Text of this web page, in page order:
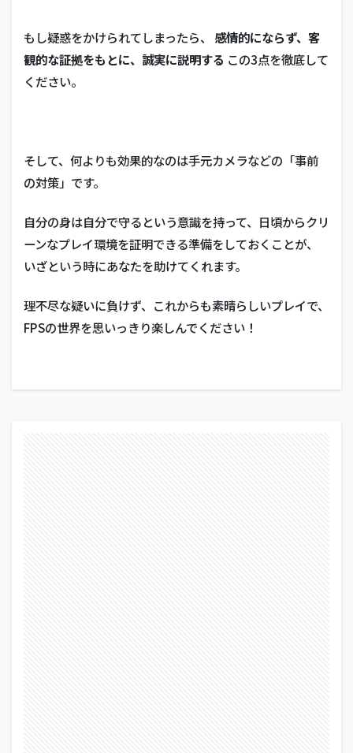
もし疑惑をかけられてしまったら、 感情的にならず、客
観的な証拠をもとに、誠実に説明する この3点を徹底して
ください。
そして、何よりも効果的なのは手元カメラなどの「事前
の対策」です。
自分の身は自分で守るという意識を持って、日頃からクリ
ーンなプレイ環境を証明できる準備をしておくことが、
いざという時にあなたを助けてくれます。
理不尽な疑いに負けず、これからも素晴らしいプレイで、
FPSの世界を思いっきり楽しんでください！